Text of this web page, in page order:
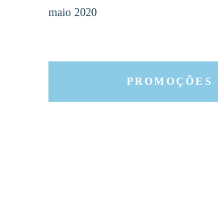
maio 2020
PROMOÇÕES